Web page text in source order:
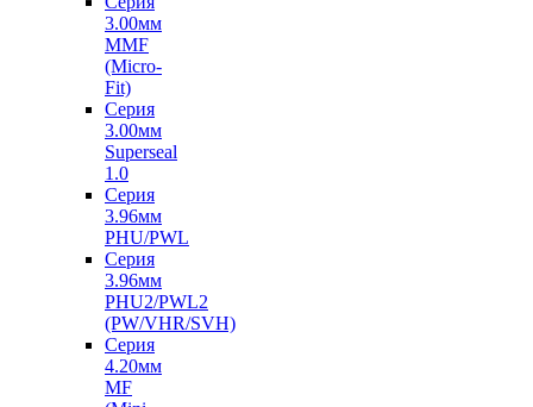
3.00мм
MMF
(Micro-
Fit)
Серия
3.00мм
Superseal
1.0
Серия
3.96мм
PHU/PWL
Серия
3.96мм
PHU2/PWL2
(PW/VHR/SVH)
Серия
4.20мм
MF